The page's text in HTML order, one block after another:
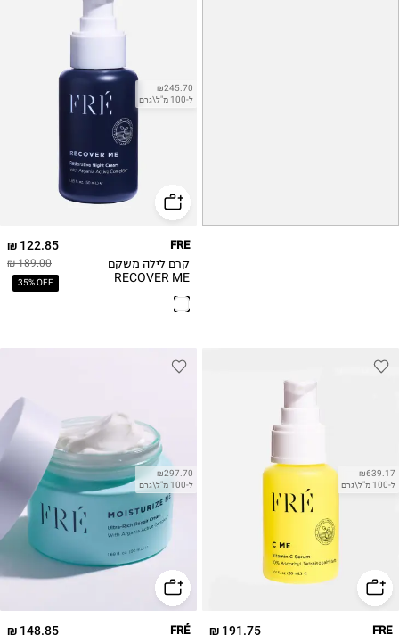
₪245.70
ל-100 מ"ל\גרם
122.85 ₪
189.00 ₪
35% OFF
FRE
קרם לילה משקם
RECOVER ME
Cream
₪639.17
ל-100 מ"ל\גרם
191.75 ₪ FRE
₪297.70
ל-100 מ"ל\גרם
148.85 ₪ FRÉ